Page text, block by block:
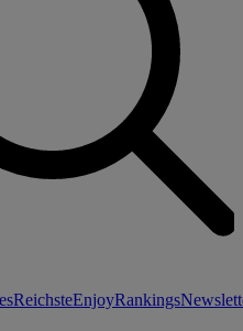
ReichsteEnjoyRankings